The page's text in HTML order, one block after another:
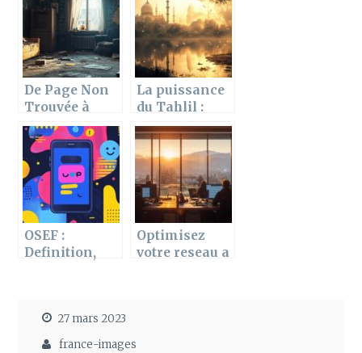
notre service
client
Arts de
Grenoble
De Page Non
Trouvée à
Appartement
Rénové : Guide
Complet des
Travaux
La puissance
du Tahlil :
comment
cette
invocation
transforme
notre
equilibre
mental
OSEF :
Definition,
expression
emblematique
Optimisez
votre reseau a
27 mars 2023
france-images